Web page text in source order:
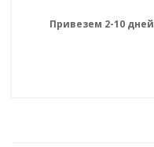
Привезем 2-10 дней